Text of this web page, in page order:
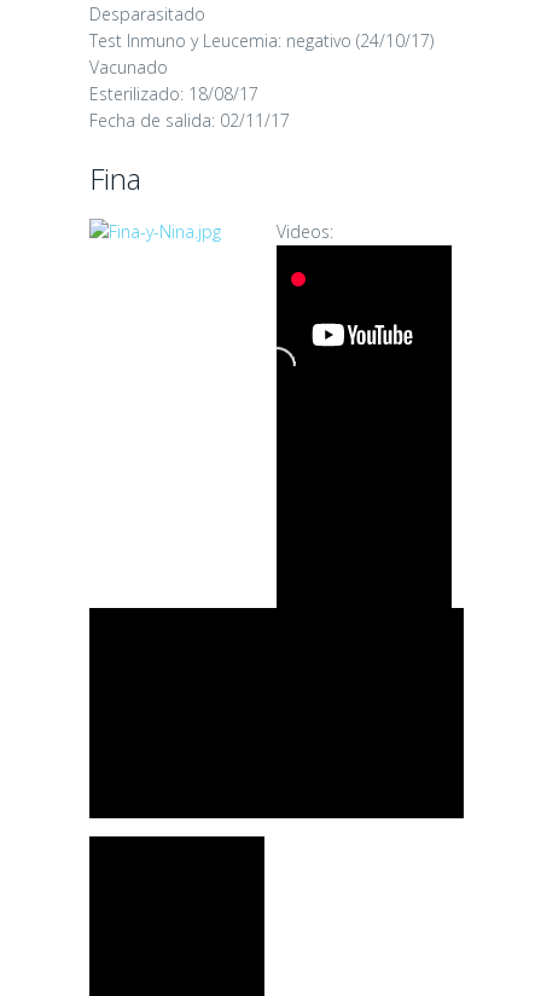
Desparasitado
Test Inmuno y Leucemia: negativo (24/10/17)
Vacunado
Esterilizado: 18/08/17
Fecha de salida: 02/11/17
Fina
Videos: